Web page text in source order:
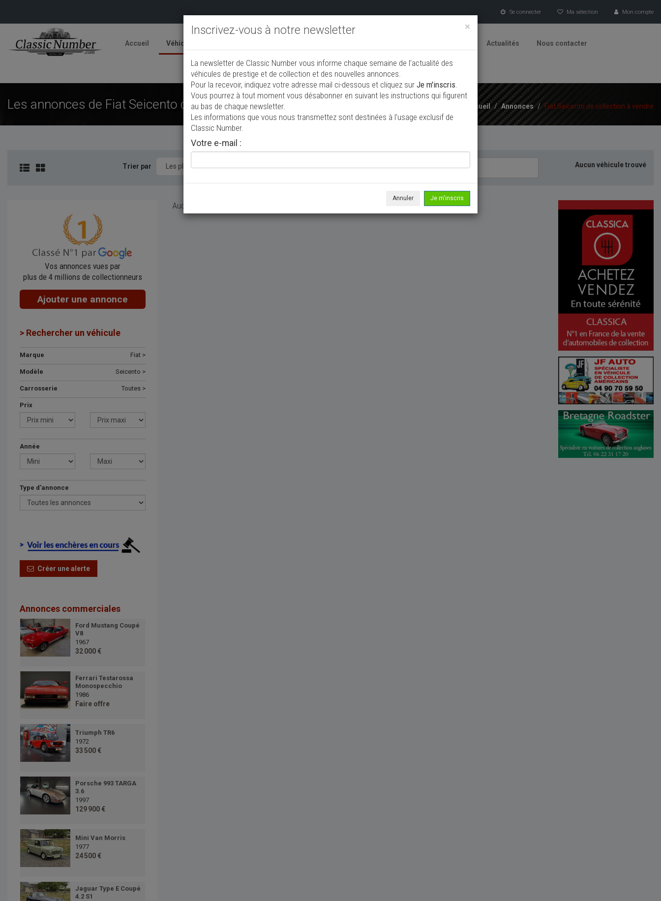
Se connecter Ma sélection Mon compte
Accueil Véhicules Actualités Nous contacter
Ajouter une annonce
Les annonces de Fiat Seicento de collection à vendre Accueil / Annonces / Fiat Seicento de collection à vendre
Trier par Aucun véhicule trouvé
Vos annonces vues par
plus de 4 millions de collectionneurs
Ajouter une annonce
> Rechercher un véhicule
Marque Fiat >
Modèle Seicento >
Carrosserie Toutes >
Prix
Année
Type d'annonce
Créer une alerte
Annonces commerciales
Ford Mustang Coupé
V8
1967
32 000 €
Ferrari Testarossa
Monospecchio
1986
Faire offre
Triumph TR6
1972
33 500 €
Porsche 993 TARGA
3.6
1997
129 900 €
Mini Van Morris
1977
24 500 €
Jaguar Type E Coupé
4.2 S1
Aucun véhicule ne correspond à votre recherche, veuillez modifier vos critères de recherche...
×
Inscrivez-vous à notre newsletter
La newsletter de Classic Number vous informe chaque semaine de l’actualité des
véhicules de prestige et de collection et des nouvelles annonces.
Pour la recevoir, indiquez votre adresse mail ci-dessous et cliquez sur Je m'inscris.
Vous pourrez à tout moment vous désabonner en suivant les instructions qui figurent
au bas de chaque newsletter.
Les informations que vous nous transmettez sont destinées à l’usage exclusif de
Classic Number.
Votre e-mail :
Annuler Je m'inscris